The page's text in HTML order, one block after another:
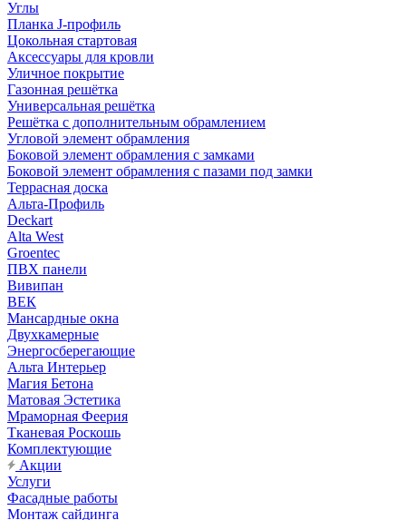
Углы
Планка J-профиль
Цокольная стартовая
Аксессуары для кровли
Уличное покрытие
Газонная решётка
Универсальная решётка
Решётка с дополнительным обрамлением
Угловой элемент обрамления
Боковой элемент обрамления с замками
Боковой элемент обрамления с пазами под замки
Террасная доска
Альта-Профиль
Deckart
Alta West
Groentec
ПВХ панели
Вивипан
ВЕК
Мансардные окна
Двухкамерные
Энергосберегающие
Альта Интерьер
Магия Бетона
Матовая Эстетика
Мраморная Феерия
Тканевая Роскошь
Комплектующие
Акции
Услуги
Фасадные работы
Монтаж сайдинга